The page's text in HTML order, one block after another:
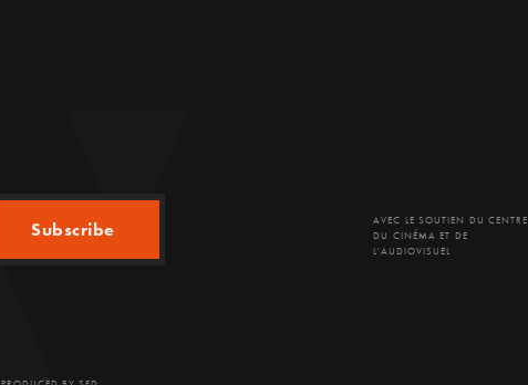
Subscribe
AVEC LE SOUTIEN DU CENTRE
DU CINÉMA ET DE
L'AUDIOVISUEL